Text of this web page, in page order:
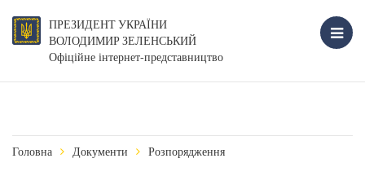
ПРЕЗИДЕНТ УКРАЇНИ
ВОЛОДИМИР ЗЕЛЕНСЬКИЙ
Офіційне інтернет-представництво
Головна Документи Розпорядження